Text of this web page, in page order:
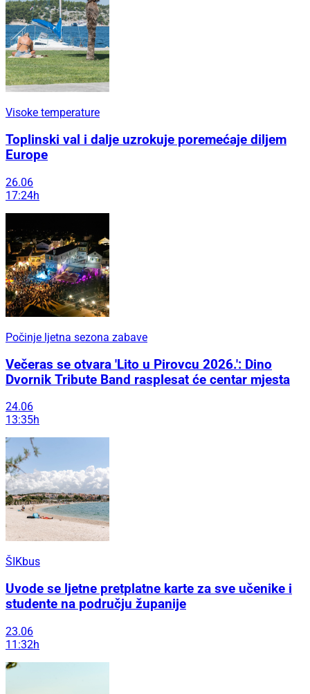
Visoke temperature
Toplinski val i dalje uzrokuje poremećaje diljem
Europe
26.06
17:24h
Počinje ljetna sezona zabave
Večeras se otvara 'Lito u Pirovcu 2026.': Dino
Dvornik Tribute Band rasplesat će centar mjesta
24.06
13:35h
ŠIKbus
Uvode se ljetne pretplatne karte za sve učenike i
studente na području županije
23.06
11:32h